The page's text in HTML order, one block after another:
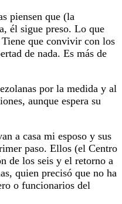
piensen que (la
él sigue preso. Lo que
que convivir con los
de nada. Es más de
por la medida y al
aunque espera su
a casa mi esposo y sus
paso. Ellos (el Centro
de los seis y el retorno a
quien precisó que no ha
o funcionarios del